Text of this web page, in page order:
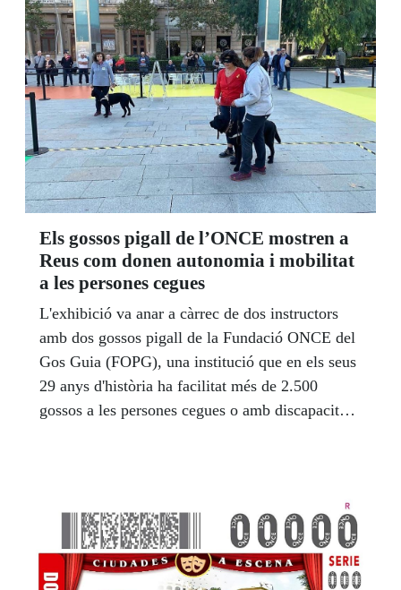
de capitalisme desenfrenat cada cop condemna
més milions de persones a l’exclusió social".
Els gossos pigall de l’ONCE mostren a
Reus com donen autonomia i mobilitat
a les persones cegues
L'exhibició va anar a càrrec de dos instructors
amb dos gossos pigall de la Fundació ONCE del
Gos Guia (FOPG), una institució que en els seus
29 anys d'història ha facilitat més de 2.500
gossos a les persones cegues o amb discapacitat
en actiu: 156 a Barcelona, 18 a Tarragona, 14 a
Girona i 1 a Lleida. L’exhibició va estar
presidida per Montserrat Vilella, regidora de
Benestar Social de l’Ajuntament de Reus. Es va